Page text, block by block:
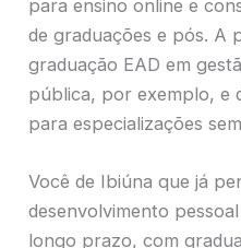
para ensino online e
de graduações e pós. A
graduação EAD em
pública, por exemplo, e
para especializações
Você de Ibiúna que já
desenvolvimento
longo prazo, com